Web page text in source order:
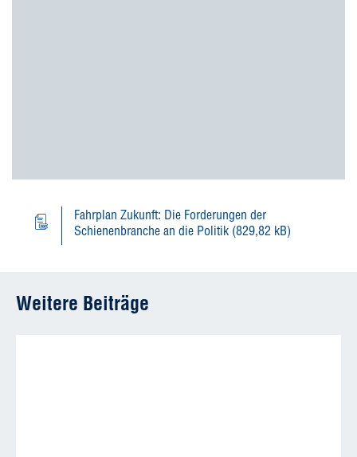
Fahrplan Zukunft: Die Forderungen der
Schienenbranche an die Politik (829,82 kB)
Weitere Beiträge